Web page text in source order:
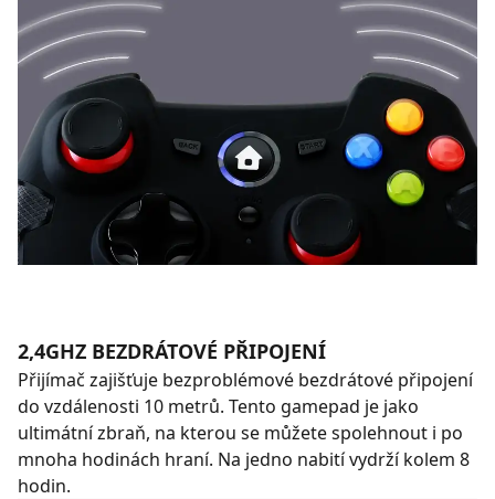
2,4GHZ BEZDRÁTOVÉ PŘIPOJENÍ
Přijímač zajišťuje bezproblémové bezdrátové připojení
do vzdálenosti 10 metrů. Tento gamepad je jako
ultimátní zbraň, na kterou se můžete spolehnout i po
mnoha hodinách hraní. Na jedno nabití vydrží kolem 8
hodin.